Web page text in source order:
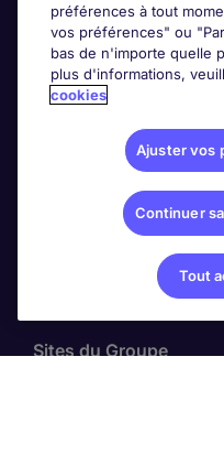
Entreprises
Contact
Les avis Google
Nos offres d'emploi
Sites du Groupe
préférences à tout
vos préférences" ou
bas de n'importe quelle
plus d'informations,
cookies
Ajuster vos
Continuer
Tout